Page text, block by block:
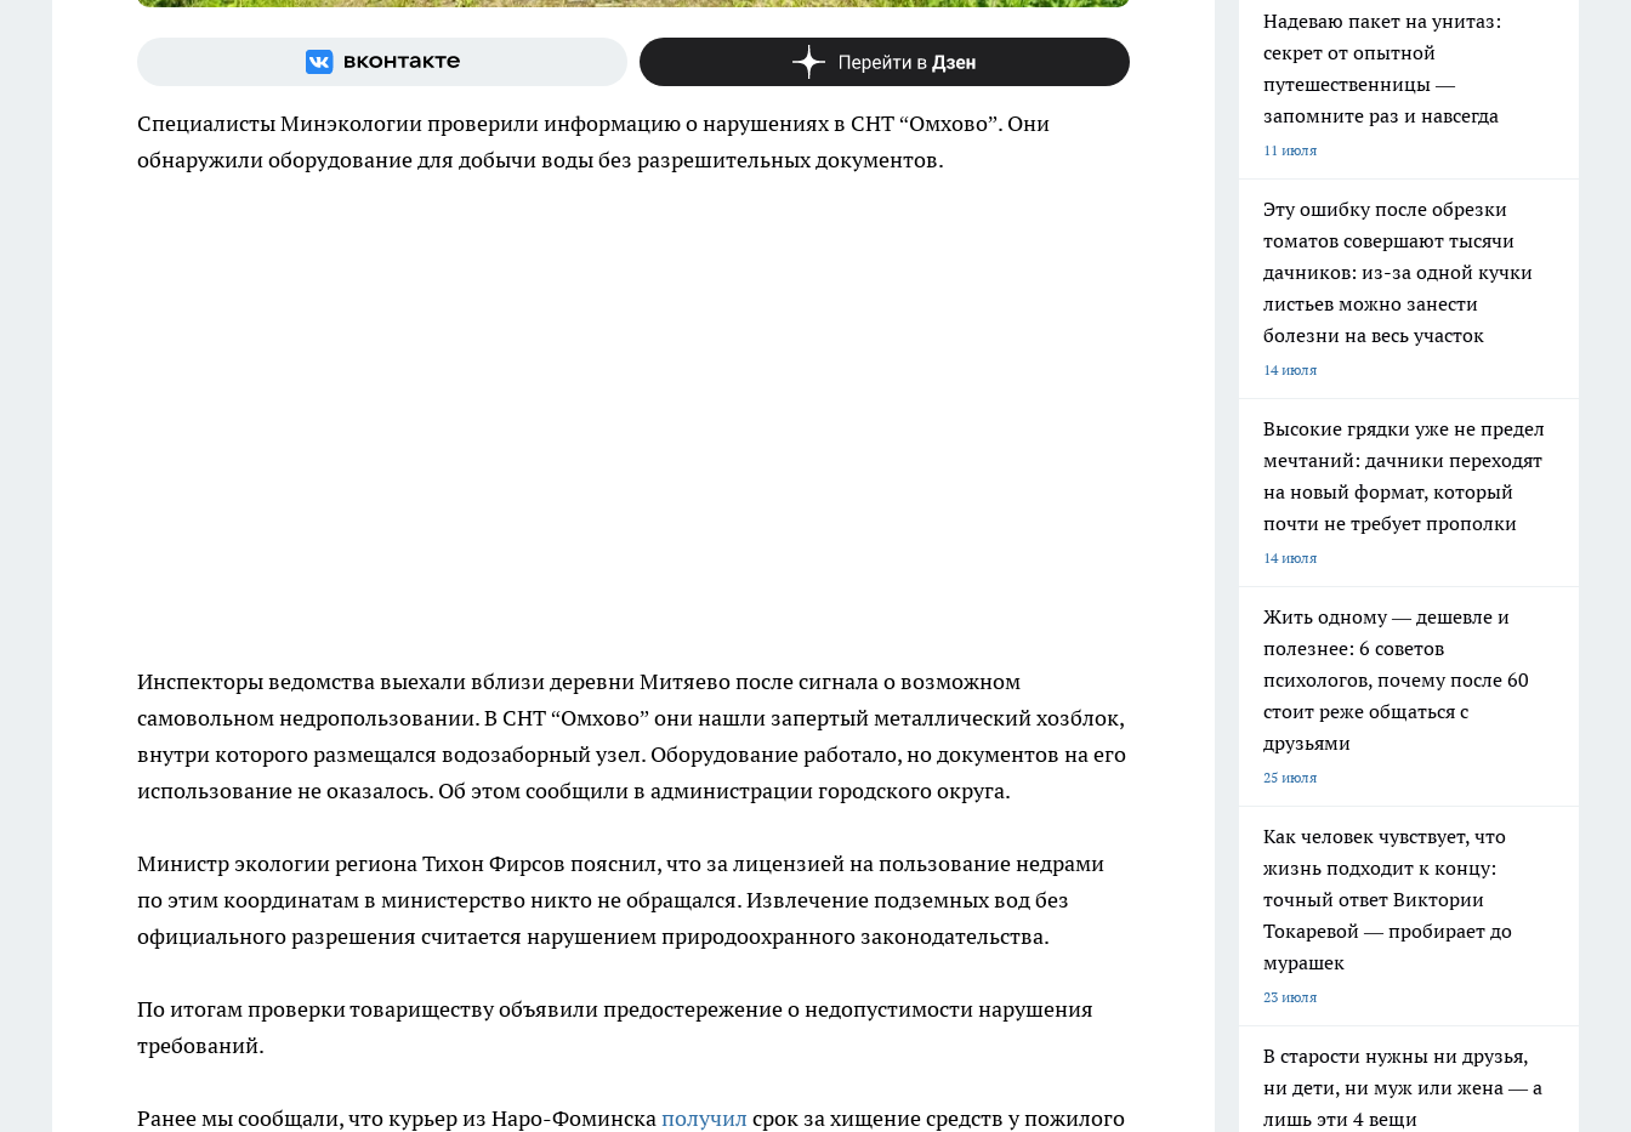
Специалисты Минэкологии проверили информацию о нарушениях в СНТ “Омхово”. Они
обнаружили оборудование для добычи воды без разрешительных документов.
Инспекторы ведомства выехали вблизи деревни Митяево после сигнала о возможном
самовольном недропользовании. В СНТ “Омхово” они нашли запертый металлический хозблок,
внутри которого размещался водозаборный узел. Оборудование работало, но документов на его
использование не оказалось. Об этом сообщили в администрации городского округа.
Министр экологии региона Тихон Фирсов пояснил, что за лицензией на пользование недрами
по этим координатам в министерство никто не обращался. Извлечение подземных вод без
официального разрешения считается нарушением природоохранного законодательства.
По итогам проверки товариществу объявили предостережение о недопустимости нарушения
требований.
Ранее мы сообщали, что курьер из Наро-Фоминскаполучил срок за хищение средств у пожилого
Надеваю пакет на унитаз:
секрет от опытной
путешественницы —
запомните раз и навсегда
11 июля
Эту ошибку после обрезки
томатов совершают тысячи
дачников: из-за одной кучки
листьев можно занести
болезни на весь участок
14 июля
Высокие грядки уже не предел
мечтаний: дачники переходят
на новый формат, который
почти не требует прополки
14 июля
Жить одному — дешевле и
полезнее: 6 советов
психологов, почему после 60
стоит реже общаться с
друзьями
25 июля
Как человек чувствует, что
жизнь подходит к концу:
точный ответ Виктории
Токаревой — пробирает до
мурашек
23 июля
В старости нужны ни друзья,
ни дети, ни муж или жена — а
лишь эти 4 вещи